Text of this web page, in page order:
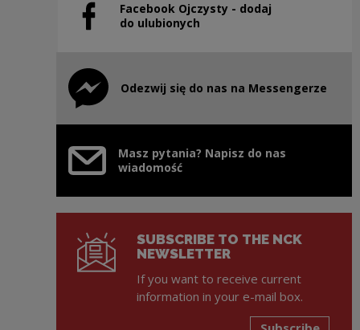
Facebook Ojczysty - dodaj
do ulubionych
Note, the link will open in a new window
Odezwij się do nas na Messengerze
Note, the link will open in a new window
Masz pytania? Napisz do nas
wiadomość
SUBSCRIBE TO THE NCK
NEWSLETTER
If you want to receive current
information in your e-mail box.